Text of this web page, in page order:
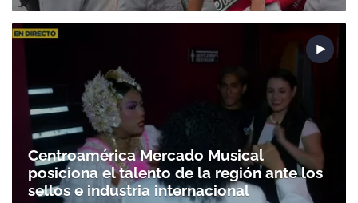
Centroamérica Mercado Musical
posiciona el talento de la región ante los
sellos e industria internacional